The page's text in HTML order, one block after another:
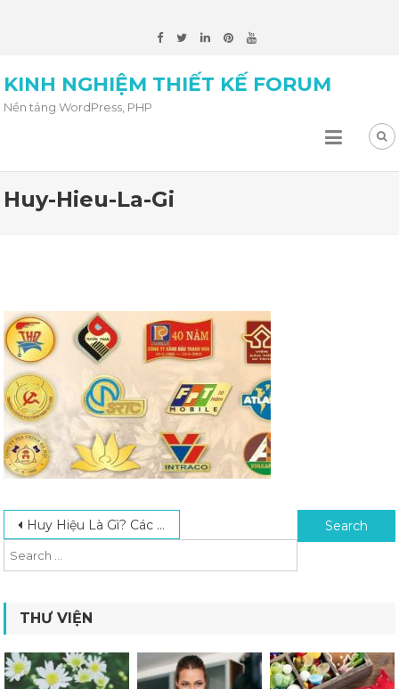
KINH NGHIỆM THIẾT KẾ FORUM
Nền tảng WordPress, PHP
Huy-Hieu-La-Gi
Post navigation
Huy Hiệu Là Gì? Các Mẫu Huy Hiệu Đẹp Phổ Biến Nhất 2024 Search for:
THƯ VIỆN